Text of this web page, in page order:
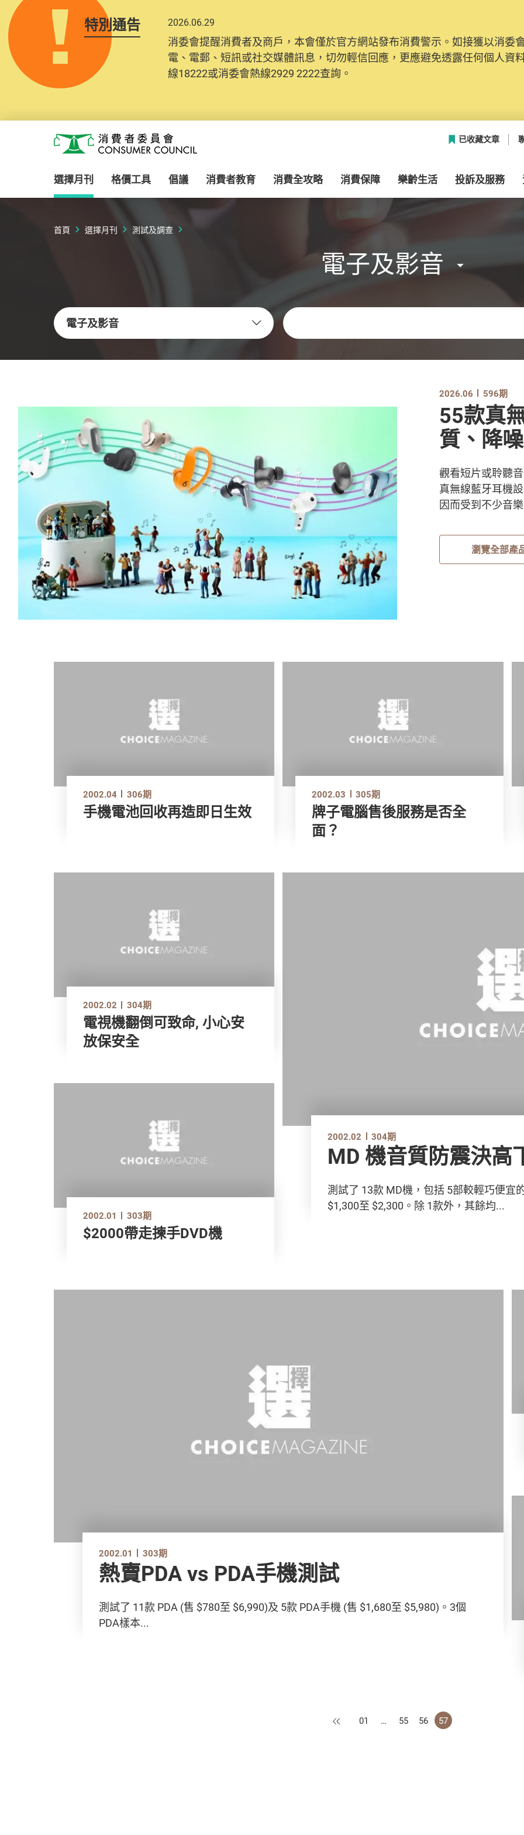
特別通告 2026.06.29
消委會提醒消費者及商戶，本會僅於官方網站發布消費警示。如接獲以消委
電、電郵、短訊或社交媒體訊息，切勿輕信回應，更應避免透露任何個人資
線18222或消委會熱線2929 2222查詢。
消費者委員會
已收藏文章
選擇月刊 格價工具 倡議 消費者教育 消費全攻略 消費保障 樂齡生活 投訴及服務
首頁 選擇月刊 測試及調查
電子及影音
電子及影音
關鍵字
2026.06 596期
55款真
質、降
觀看短片或聆聽
真無線藍牙耳機
因而受到不少音
瀏覽全部產
2002.04 306期
手機電池回收再造即日生效
2002.03 305期
牌子電腦售後服務是否全
面？
2002.02 304期
MD 機音質防震決高
測試了 13款 MD機，包括 5部較輕巧便宜
$1,300至 $2,300。除 1款外，其餘均...
2002.02 304期
電視機翻倒可致命, 小心安
放保安全
2002.01 303期
$2000帶走揀手DVD機
2002.01 303期
熱賣PDA vs PDA手機測試
測試了 11款 PDA (售 $780至 $6,990)及 5款 PDA手機 (售 $1,680至 $5,980)。3個
PDA樣本...
上一頁
01 … 55 56 57